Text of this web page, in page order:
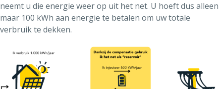
neemt u die energie weer op uit het net. U hoeft dus alleen
maar 100 kWh aan energie te betalen om uw totale
verbruik te dekken.